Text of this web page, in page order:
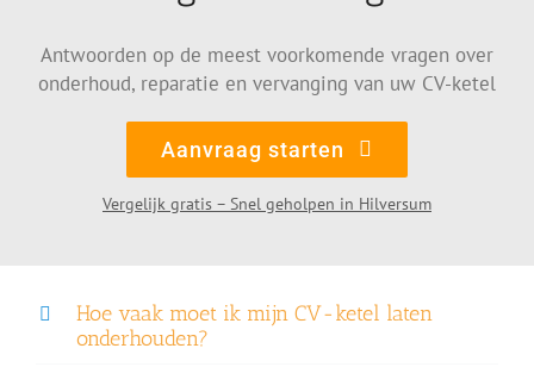
Antwoorden op de meest voorkomende vragen over
onderhoud, reparatie en vervanging van uw CV-ketel
Aanvraag starten
Vergelijk gratis – Snel geholpen in Hilversum
Hoe vaak moet ik mijn CV-ketel laten
onderhouden?